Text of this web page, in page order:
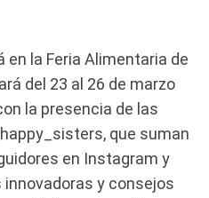
en la Feria Alimentaria de
del 23 al 26 de marzo
la presencia de las
que suman
en Instagram y
y consejos